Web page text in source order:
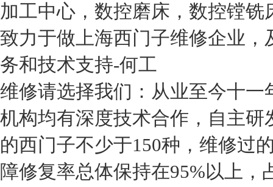
加工中心，数控磨床，数控镗铣
致力于做上海西门子维修企业
务和技术支持-何工
维修请选择我们：从业至今十
机构均有深度技术合作，自主
的西门子不少于150种，维修过
障修复率总体保持在95%以上